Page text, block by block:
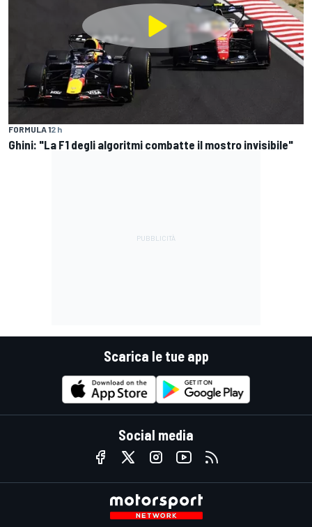
FORMULA 12 h
Ghini: "La F1 degli algoritmi combatte il mostro invisibile"
Scarica le tue app
Social media